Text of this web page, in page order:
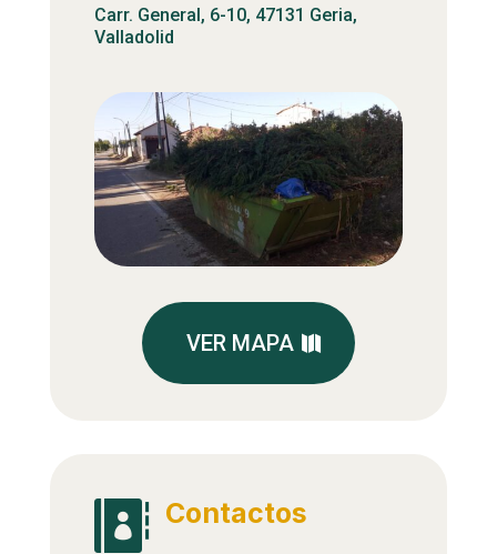
Carr. General, 6-10, 47131 Geria,
Valladolid
VER MAPA
 Contactos